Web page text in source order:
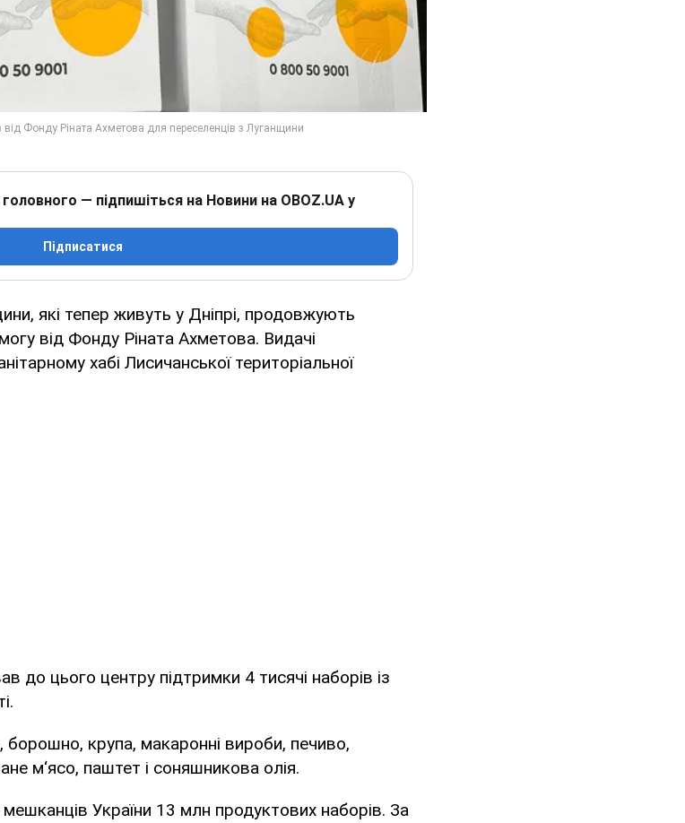
— підпишіться на Новини на OBOZ.UA у
Підписатися
які тепер живуть у Дніпрі, продовжують
від Фонду Ріната Ахметова. Видачі
хабі Лисичанської територіальної
до цього центру підтримки 4 тисячі наборів із
крупа, макаронні вироби, печиво,
м‘ясо, паштет і соняшникова олія.
України 13 млн продуктових наборів. За